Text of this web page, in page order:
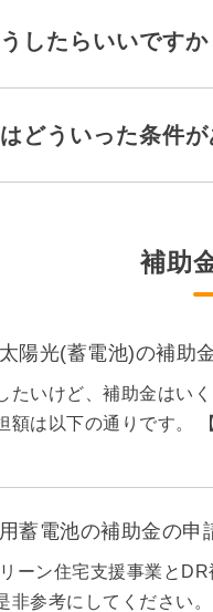
したらいいですか
どういった条件が
補助
陽光(蓄電池)の補助
たいけど、補助金はい
額は以下の通りです。
蓄電池の補助金の申
ーン住宅支援事業と
非参考にしてください。